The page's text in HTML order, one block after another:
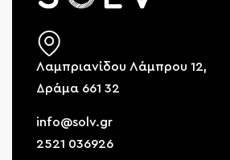
Λαμπριανίδου Λάμπρου 12,
Δράμα 661 32
info@solv.gr
2521 036926